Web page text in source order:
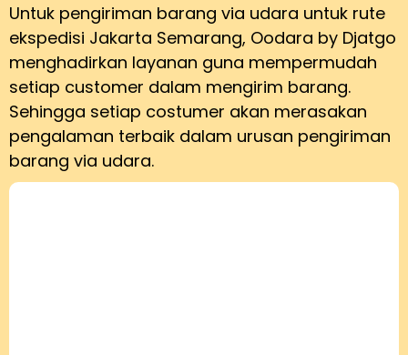
Untuk pengiriman barang via udara untuk rute
ekspedisi Jakarta Semarang, Oodara by Djatgo
menghadirkan layanan guna mempermudah
setiap customer dalam mengirim barang.
Sehingga setiap costumer akan merasakan
pengalaman terbaik dalam urusan pengiriman
barang via udara.